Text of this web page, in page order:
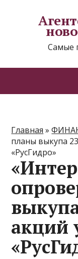
Самые
Главная »
планы выкупа
«РусГидро»
акций